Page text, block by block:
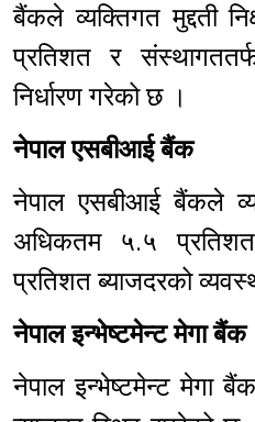
बैंकले व्यक्तिगत मुद्दती
प्रतिशत र
निर्धारण गरेको छ ।
नेपाल एसबीआई बैंक
नेपाल एसबीआई बैंकले
अधिकतम ५.५
प्रतिशत ब्याजदरको
नेपाल इन्भेष्टमेन्ट मेगा बैंक
नेपाल इन्भेष्टमेन्ट मेगा